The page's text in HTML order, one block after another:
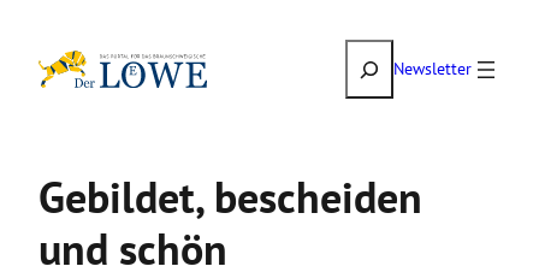
Inhalt
SuchenNewsletter
Gebildet, bescheiden
und schön